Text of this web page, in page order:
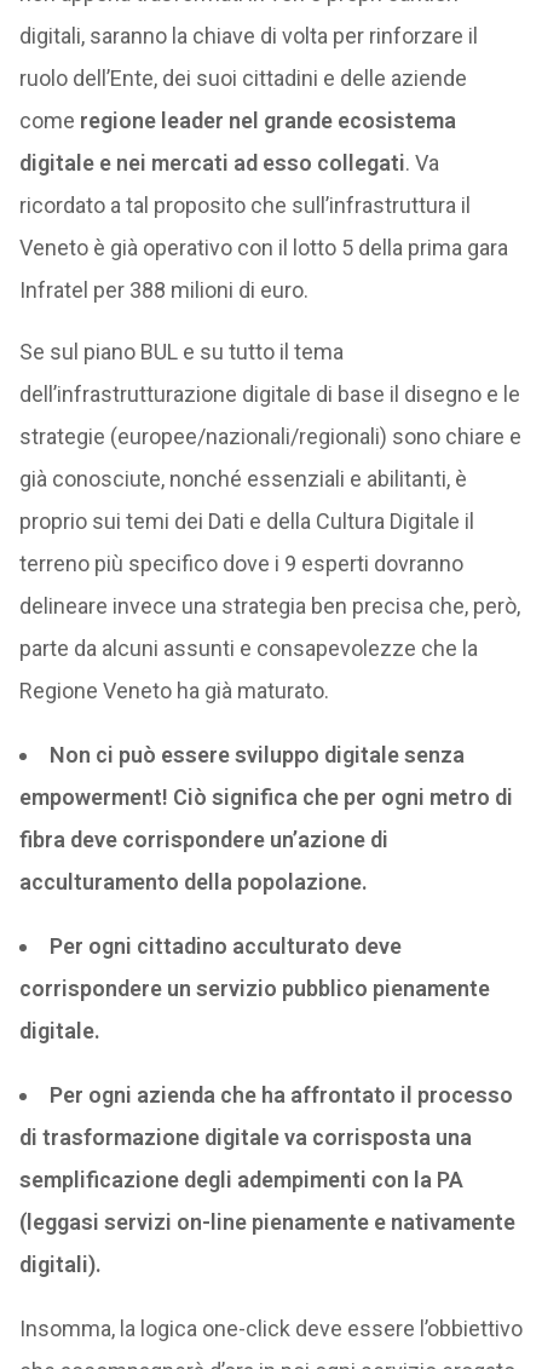
digitali, saranno la chiave di volta per rinforzare il
ruolo dell’Ente, dei suoi cittadini e delle aziende
come regione leader nel grande ecosistema
digitale e nei mercati ad esso collegati. Va
ricordato a tal proposito che sull’infrastruttura il
Veneto è già operativo con il lotto 5 della prima gara
Infratel per 388 milioni di euro.
Se sul piano BUL e su tutto il tema
dell’infrastrutturazione digitale di base il disegno e le
strategie (europee/nazionali/regionali) sono chiare e
già conosciute, nonché essenziali e abilitanti, è
proprio sui temi dei Dati e della Cultura Digitale il
terreno più specifico dove i 9 esperti dovranno
delineare invece una strategia ben precisa che, però,
parte da alcuni assunti e consapevolezze che la
Regione Veneto ha già maturato.
Non ci può essere sviluppo digitale senza
empowerment! Ciò significa che per ogni metro di
fibra deve corrispondere un’azione di
acculturamento della popolazione.
Per ogni cittadino acculturato deve
corrispondere un servizio pubblico pienamente
digitale.
Per ogni azienda che ha affrontato il processo
di trasformazione digitale va corrisposta una
semplificazione degli adempimenti con la PA
(leggasi servizi on-line pienamente e nativamente
digitali).
Insomma, la logica one-click deve essere l’obbiettivo